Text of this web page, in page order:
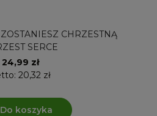
CHRZESTNĄ
SERCE
24,99 zł
20,32 zł
Do koszyka